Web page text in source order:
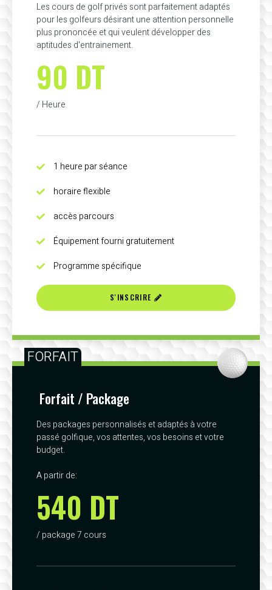
Les cours de golf privés sont parfaitement adaptés
pour les golfeurs désirant une attention personnelle
plus prononcée et qui veulent développer des
aptitudes d'entrainement.
90 DT
/ Heure
1 heure par séance
horaire flexible
accès parcours
Équipement fourni gratuitement
Programme spécifique
S'INSCRIRE
FORFAIT
Forfait / Package
Des packages personnalisés et adaptés à votre
passé golfique, vos attentes, vos besoins et votre
budget.
A partir de:
540 DT
/ package 7 cours